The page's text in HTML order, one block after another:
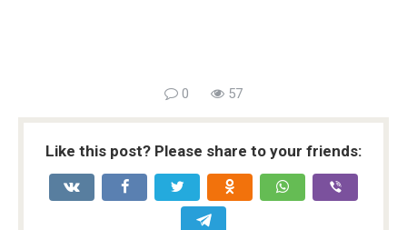
0 57
Like this post? Please share to your friends: